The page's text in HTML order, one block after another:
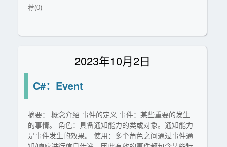
荐(0)
2023年10月2日
C#：Event
摘要： 概念介绍 事件的定义 事件：某些重要的发生
的事情。 角色：具备通知能力的类或对象。通知能力
是事件发生的效果。 使用：多个角色之间通过事件通